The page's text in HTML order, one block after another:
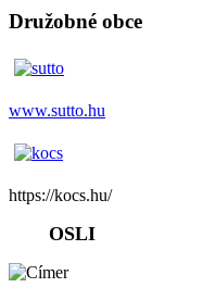
Družobné obce
www.sutto.hu
https://kocs.hu/
OSLI